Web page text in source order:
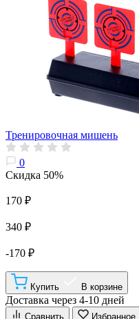
Тренировочная мишень
0
Скидка 50%
170 ₽
340 ₽
-170 ₽
Купить В корзине
Доставка через 4-10 дней
Сравнить Избранное